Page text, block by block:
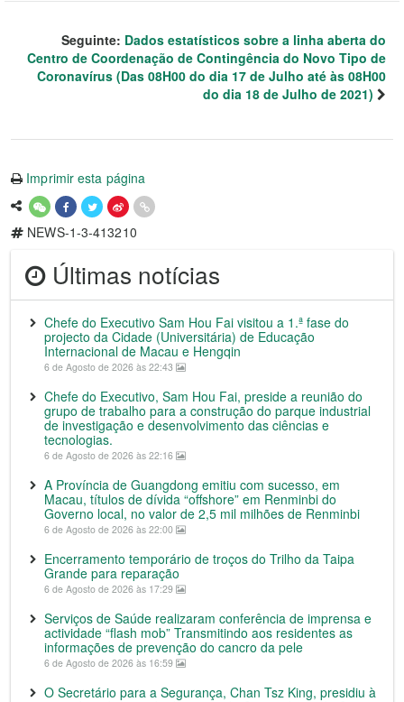
Seguinte: Dados estatísticos sobre a linha aberta do
Centro de Coordenação de Contingência do Novo Tipo de
Coronavírus (Das 08H00 do dia 17 de Julho até às 08H00
do dia 18 de Julho de 2021)
Imprimir esta página
NEWS-1-3-413210
Últimas notícias
Chefe do Executivo Sam Hou Fai visitou a 1.ª fase do
projecto da Cidade (Universitária) de Educação
Internacional de Macau e Hengqin
6 de Agosto de 2026 às 22:43
Chefe do Executivo, Sam Hou Fai, preside a reunião do
grupo de trabalho para a construção do parque industrial
de investigação e desenvolvimento das ciências e
tecnologias.
6 de Agosto de 2026 às 22:16
A Província de Guangdong emitiu com sucesso, em
Macau, títulos de dívida “offshore” em Renminbi do
Governo local, no valor de 2,5 mil milhões de Renminbi
6 de Agosto de 2026 às 22:00
Encerramento temporário de troços do Trilho da Taipa
Grande para reparação
6 de Agosto de 2026 às 17:29
Serviços de Saúde realizaram conferência de imprensa e
actividade “flash mob” Transmitindo aos residentes as
informações de prevenção do cancro da pele
6 de Agosto de 2026 às 16:59
O Secretário para a Segurança, Chan Tsz King, presidiu à